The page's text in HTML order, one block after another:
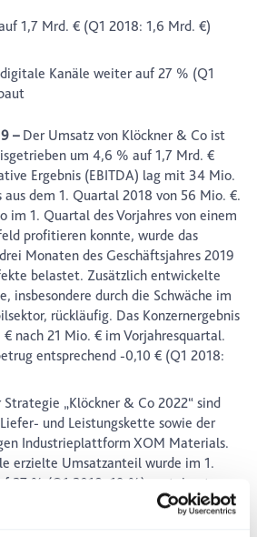
1,7 Mrd. € (Q1 2018: 1,6 Mrd. €)
Kanäle weiter auf 27 % (Q1
–Der Umsatz von Klöckner & Co ist
um 4,6 % auf 1,7 Mrd. €
Ergebnis (EBITDA) lag mit 34 Mio.
dem 1. Quartal 2018 von 56 Mio. €.
im 1. Quartal des Vorjahres von einem
profitieren konnte, wurde das
Monaten des Geschäftsjahres 2019
belastet. Zusätzlich entwickelte
insbesondere durch die Schwäche im
rückläufig. Das Konzernergebnis
nach 21 Mio. € im Vorjahresquartal.
entsprechend -0,10 € (Q1 2018:
„Klöckner & Co 2022“ sind
und Leistungskette sowie der
Industrieplattform XOM Materials.
erzielte Umsatzanteil wurde im 1.
27 % (Q1 2018: 19 %) gesteigert.
weiter dynamisch gewachsen. So